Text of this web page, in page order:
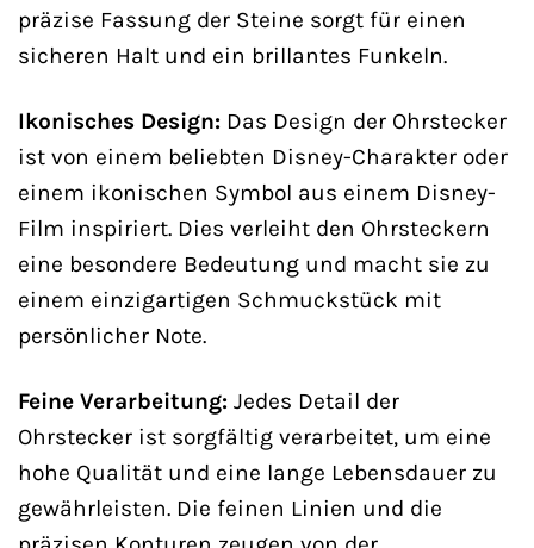
präzise Fassung der Steine sorgt für einen
sicheren Halt und ein brillantes Funkeln.
Ikonisches Design: Das Design der Ohrstecker
ist von einem beliebten Disney-Charakter oder
einem ikonischen Symbol aus einem Disney-
Film inspiriert. Dies verleiht den Ohrsteckern
eine besondere Bedeutung und macht sie zu
einem einzigartigen Schmuckstück mit
persönlicher Note.
Feine Verarbeitung: Jedes Detail der
Ohrstecker ist sorgfältig verarbeitet, um eine
hohe Qualität und eine lange Lebensdauer zu
gewährleisten. Die feinen Linien und die